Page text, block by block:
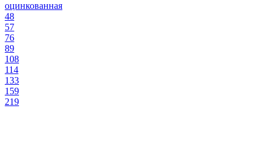
оцинкованная
48
57
76
89
108
114
133
159
219